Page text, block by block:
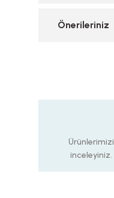
Önerileriniz
Ürünlerimizi
inceleyiniz.